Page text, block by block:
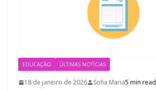
EDUCAÇÃO ÚLTIMAS NOTÍCIAS
18 de janeiro de 2026 Sofia Maria5 min read